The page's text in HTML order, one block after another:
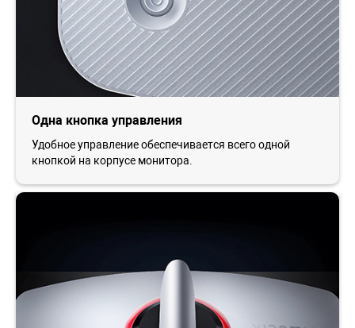
Одна кнопка управления
Удобное управление обеспечивается всего одной
кнопкой на корпусе монитора.